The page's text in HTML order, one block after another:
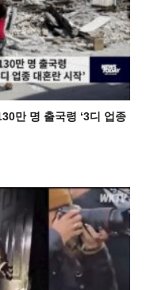
만 명 출국령 ‘3디 업종